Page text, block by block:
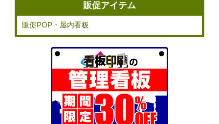
販促アイテム
販促POP・屋内看板